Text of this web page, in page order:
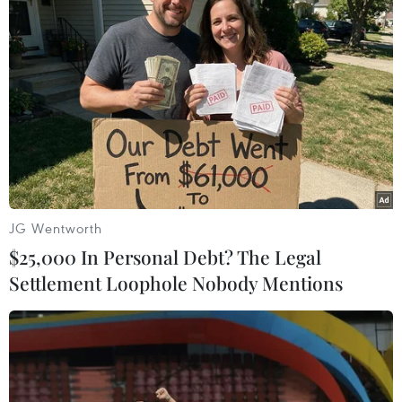
Hoa Kỳ cũng đang khá chậm. Theo số liệu của
Hoa Kỳ, trong quý I/2026, nhập khẩu tôm của
nước này giảm 11%, riêng tháng 3 đã giảm tới
19% so với cùng kỳ.
Diễn biến này cho thấy nhu cầu tiêu thụ khó
phục hồi trước áp lực giá và chi phí tăng cao,
khiến nhà nhập khẩu Hoa Kỳ tiếp tục thận trọng
hơn với các đơn hàng tôm.
“Trong bối cảnh đó, doanh nghiệp Việt Nam khó
có lợi thế nếu chỉ cạnh tranh bằng giá. Hướng
đi phù hợp hơn là tập trung vào sản phẩm giá
trị gia tăng và các phân khúc mà Việt Nam có
thế mạnh về chất lượng, chế biến và độ ổn
định,” bà Lê Hằng khuyến nghị.
JG Wentworth
$25,000 In Personal Debt? The Legal
Settlement Loophole Nobody Mentions